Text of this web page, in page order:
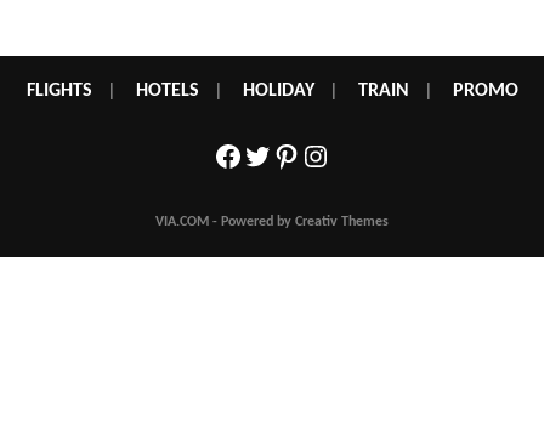
FLIGHTS HOTELS HOLIDAY| TRAIN PROMO
Facebook
Twitter
Pinterest
Instagram
VIA.COM - Powered by Creativ Themes